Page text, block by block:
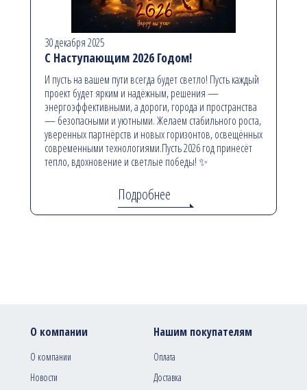
30 декабря 2025
С Наступающим 2026 Годом!
И пусть на вашем пути всегда будет светло! Пусть каждый
проект будет ярким и надёжным, решения —
энергоэффективными, а дороги, города и пространства
— безопасными и уютными. Желаем стабильного роста,
уверенных партнёрств и новых горизонтов, освещённых
современными технологиями.Пусть 2026 год принесёт
тепло, вдохновение и светлые победы! ✨
Подробнее
О компании
О компании
Новости
Нашим покупателям
Оплата
Доставка